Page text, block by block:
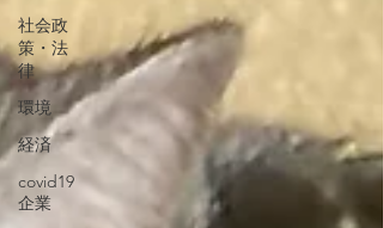
社会政
策・法
律
環境
経済
covid19
企業